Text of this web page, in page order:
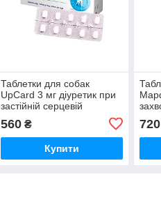
Таблетки для собак
UpCard 3 мг діуретик при
застійній серцевій
Vetoquinol (під
замовлення 3 робочих
560₴
Купити
720